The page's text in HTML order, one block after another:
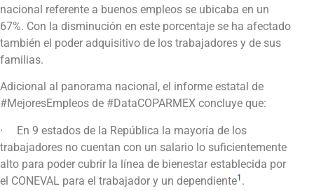
nacional referente a buenos empleos se ubicaba en un
67%. Con la disminución en este porcentaje se ha afectado
también el poder adquisitivo de los trabajadores y de sus
familias.
Adicional al panorama nacional, el informe estatal de
#MejoresEmpleos de #DataCOPARMEX concluye que:
· En 9 estados de la República la mayoría de los
trabajadores no cuentan con un salario lo suficientemente
alto para poder cubrir la línea de bienestar establecida por
el CONEVAL para el trabajador y un dependiente1 .